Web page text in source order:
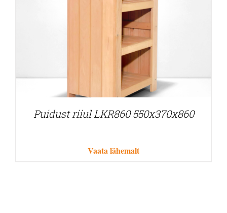
Puidust riiul LKR860 550x370x860
Vaata lähemalt